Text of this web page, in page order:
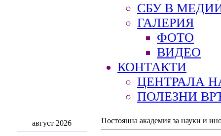
СБУ В
ГАЛЕРИЯ
ФОТО
ВИДЕО
КОНТАКТИ
ЦЕНТРАЛА
ПОЛЕЗНИ
август 2026 Постоянна академия за науки и